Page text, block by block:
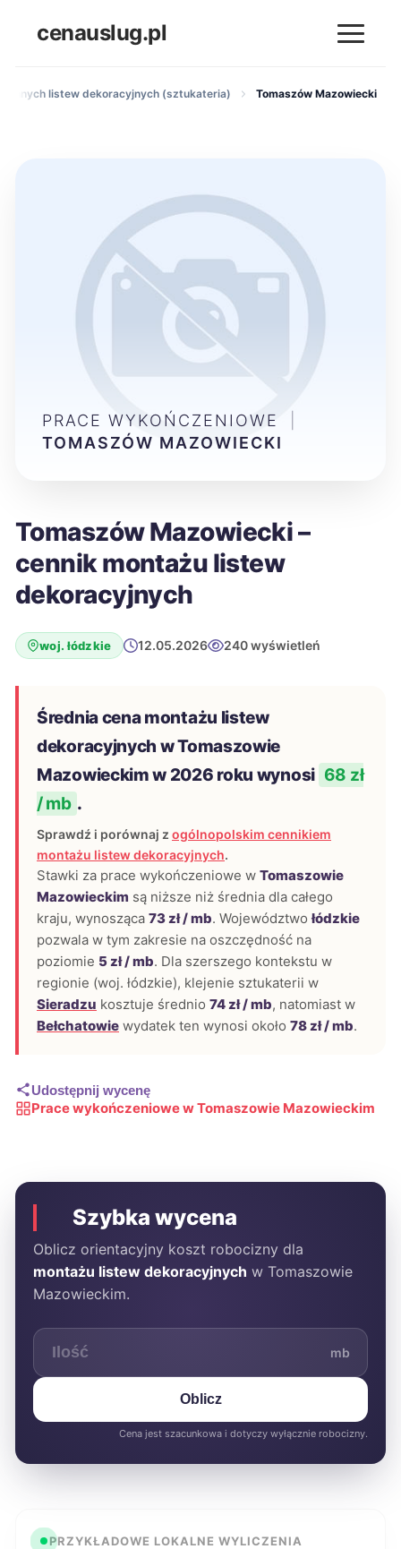
cenauslug.pl
listew dekoracyjnych (sztukateria) Tomaszów Mazowiecki
Tomaszów Mazowiecki –
cennik montażu listew
dekoracyjnych
woj. łódzkie 12.05.2026 240 wyświetleń
Średnia cena montażu listew
dekoracyjnych w Tomaszowie
Mazowieckim w 2026 roku wynosi 68 zł
/ mb .
Sprawdź i porównaj z ogólnopolskim cennikiem
montażu listew dekoracyjnych.
Stawki za prace wykończeniowe w Tomaszowie
Mazowieckim są niższe niż średnia dla całego
kraju, wynosząca 73 zł / mb. Województwołódzkie
pozwala w tym zakresie na oszczędność na
poziomie 5 zł / mb. Dla szerszego kontekstu w
regionie (woj. łódzkie), klejenie sztukaterii w
Sieradzu kosztuje średnio 74 zł / mb, natomiast w
Bełchatowie wydatek ten wynosi około 78 zł / mb.
Udostępnij wycenę
Prace wykończeniowe w Tomaszowie Mazowieckim
PRACE WYKOŃCZENIOWE
TOMASZÓW MAZOWIECKI
Szybka wycena
Oblicz orientacyjny koszt robocizny dla
montażu listew dekoracyjnych w Tomaszowie
Mazowieckim.
mb
Oblicz
Cena jest szacunkowa i dotyczy wyłącznie robocizny.
PRZYKŁADOWE LOKALNE WYLICZENIA